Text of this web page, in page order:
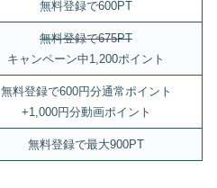
無料登録で600PT
無料登録で675PT
キャンペーン中1,200ポイント
無料登録で600円分通常ポイント
+1,000円分動画ポイント
無料登録で最大900PT